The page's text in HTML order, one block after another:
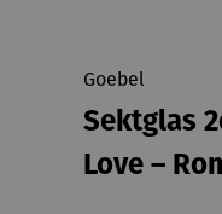
Goebel
Sektglas
Love –